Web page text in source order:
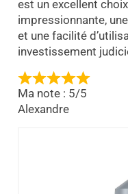
est un excellent
impressionnante,
et une facilité
investissement
Ma note : 5/5
Alexandre